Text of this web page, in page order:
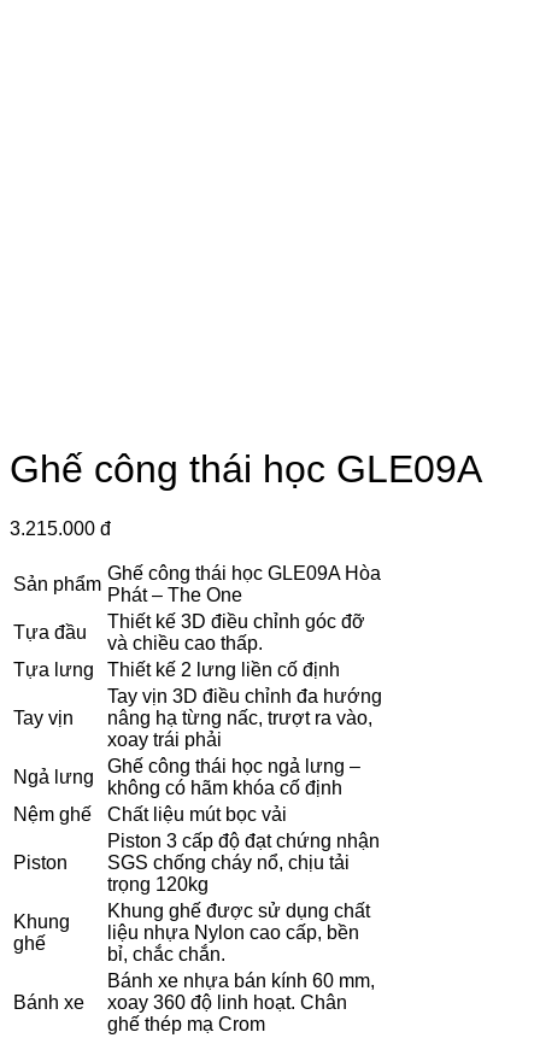
Ghế công thái học GLE09A
3.215.000 đ
Sản phẩm
Ghế công thái học GLE09A Hòa
Phát – The One
Tựa đầu
Thiết kế 3D điều chỉnh góc đỡ
và chiều cao thấp.
Tựa lưng
Thiết kế 2 lưng liền cố định
Tay vịn
Tay vịn 3D điều chỉnh đa hướng
nâng hạ từng nấc, trượt ra vào,
xoay trái phải
Ngả lưng
Ghế công thái học ngả lưng –
không có hãm khóa cố định
Nệm ghế
Chất liệu mút bọc vải
Piston
Piston 3 cấp độ đạt chứng nhận
SGS chống cháy nổ, chịu tải
trọng 120kg
Khung
ghế
Khung ghế được sử dụng chất
liệu nhựa Nylon cao cấp, bền
bỉ, chắc chắn.
Bánh xe
Bánh xe nhựa bán kính 60 mm,
xoay 360 độ linh hoạt. Chân
ghế thép mạ Crom